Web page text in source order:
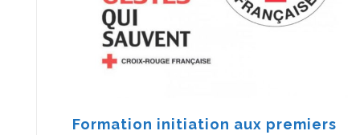
Formation initiation aux premiers